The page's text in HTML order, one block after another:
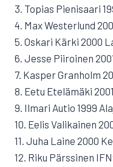
3. Topias Pienisaari
4. Max Westerlund
5. Oskari Kärki 2000
6. Jesse Piiroinen
7. Kasper Granholm
8. Eetu Etelämäki
9. Ilmari Autio 1999
10. Eelis Valikainen
11. Juha Laine 2000
12. Riku Pärssinen